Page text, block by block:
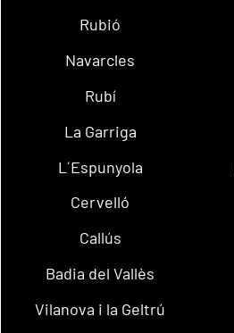
Rubió
Navarcles
Rubí
La Garriga
L´Espunyola
Cervelló
Callús
Badia del Vallès
Vilanova i la Geltrú